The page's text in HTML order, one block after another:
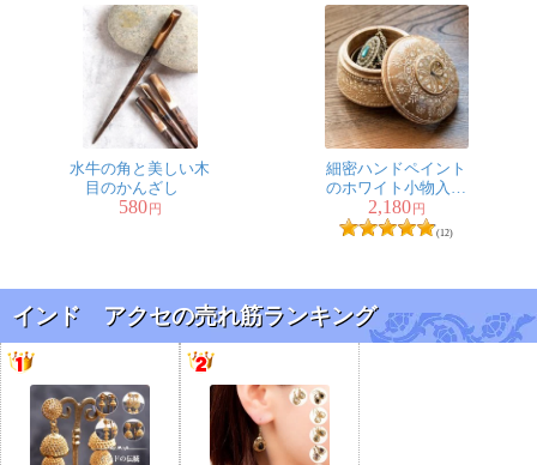
水牛の角と美しい木
目のかんざし
580円
細密ハンドペイント
のホワイト小物入れ
マンゴーウッド製
2,180円
(12)
インド アクセの売れ筋ランキング